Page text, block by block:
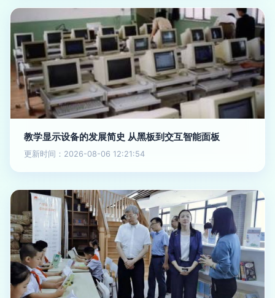
教学显示设备的发展简史 从黑板到交互智能面板
更新时间：2026-08-06 12:21:54